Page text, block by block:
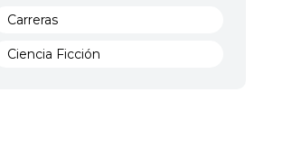
Carreras
Ciencia Ficción